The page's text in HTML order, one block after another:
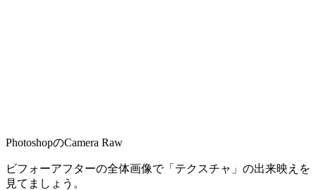
PhotoshopのCamera Raw
ビフォーアフターの全体画像で「テクスチャ」の出来映えを
見てましょう。